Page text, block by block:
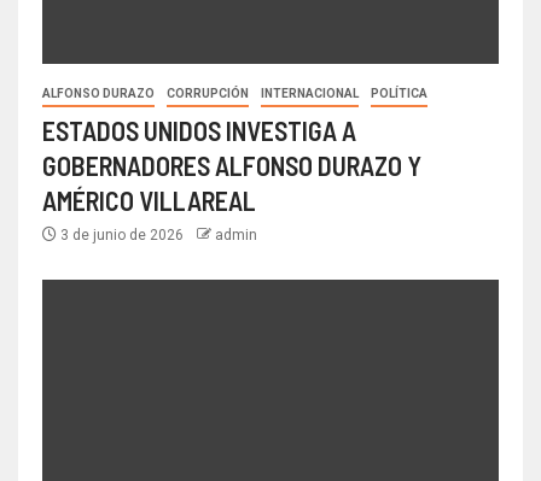
ALFONSO DURAZO CORRUPCIÓN INTERNACIONAL POLÍTICA
ESTADOS UNIDOS INVESTIGA A
GOBERNADORES ALFONSO DURAZO Y
AMÉRICO VILLAREAL
3 de junio de 2026 admin